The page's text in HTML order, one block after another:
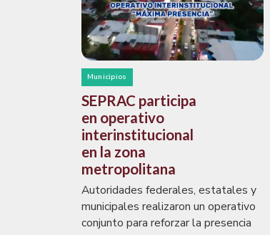
Municipios
SEPRAC participa
en operativo
interinstitucional
en la zona
metropolitana
Autoridades federales, estatales y
municipales realizaron un operativo
conjunto para reforzar la presencia